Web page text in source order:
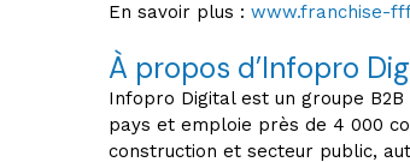
En savoir plus : www.franchise-
À propos d’Infopro
Infopro Digital est un groupe
pays et emploie près de 4 000
construction et secteur public,